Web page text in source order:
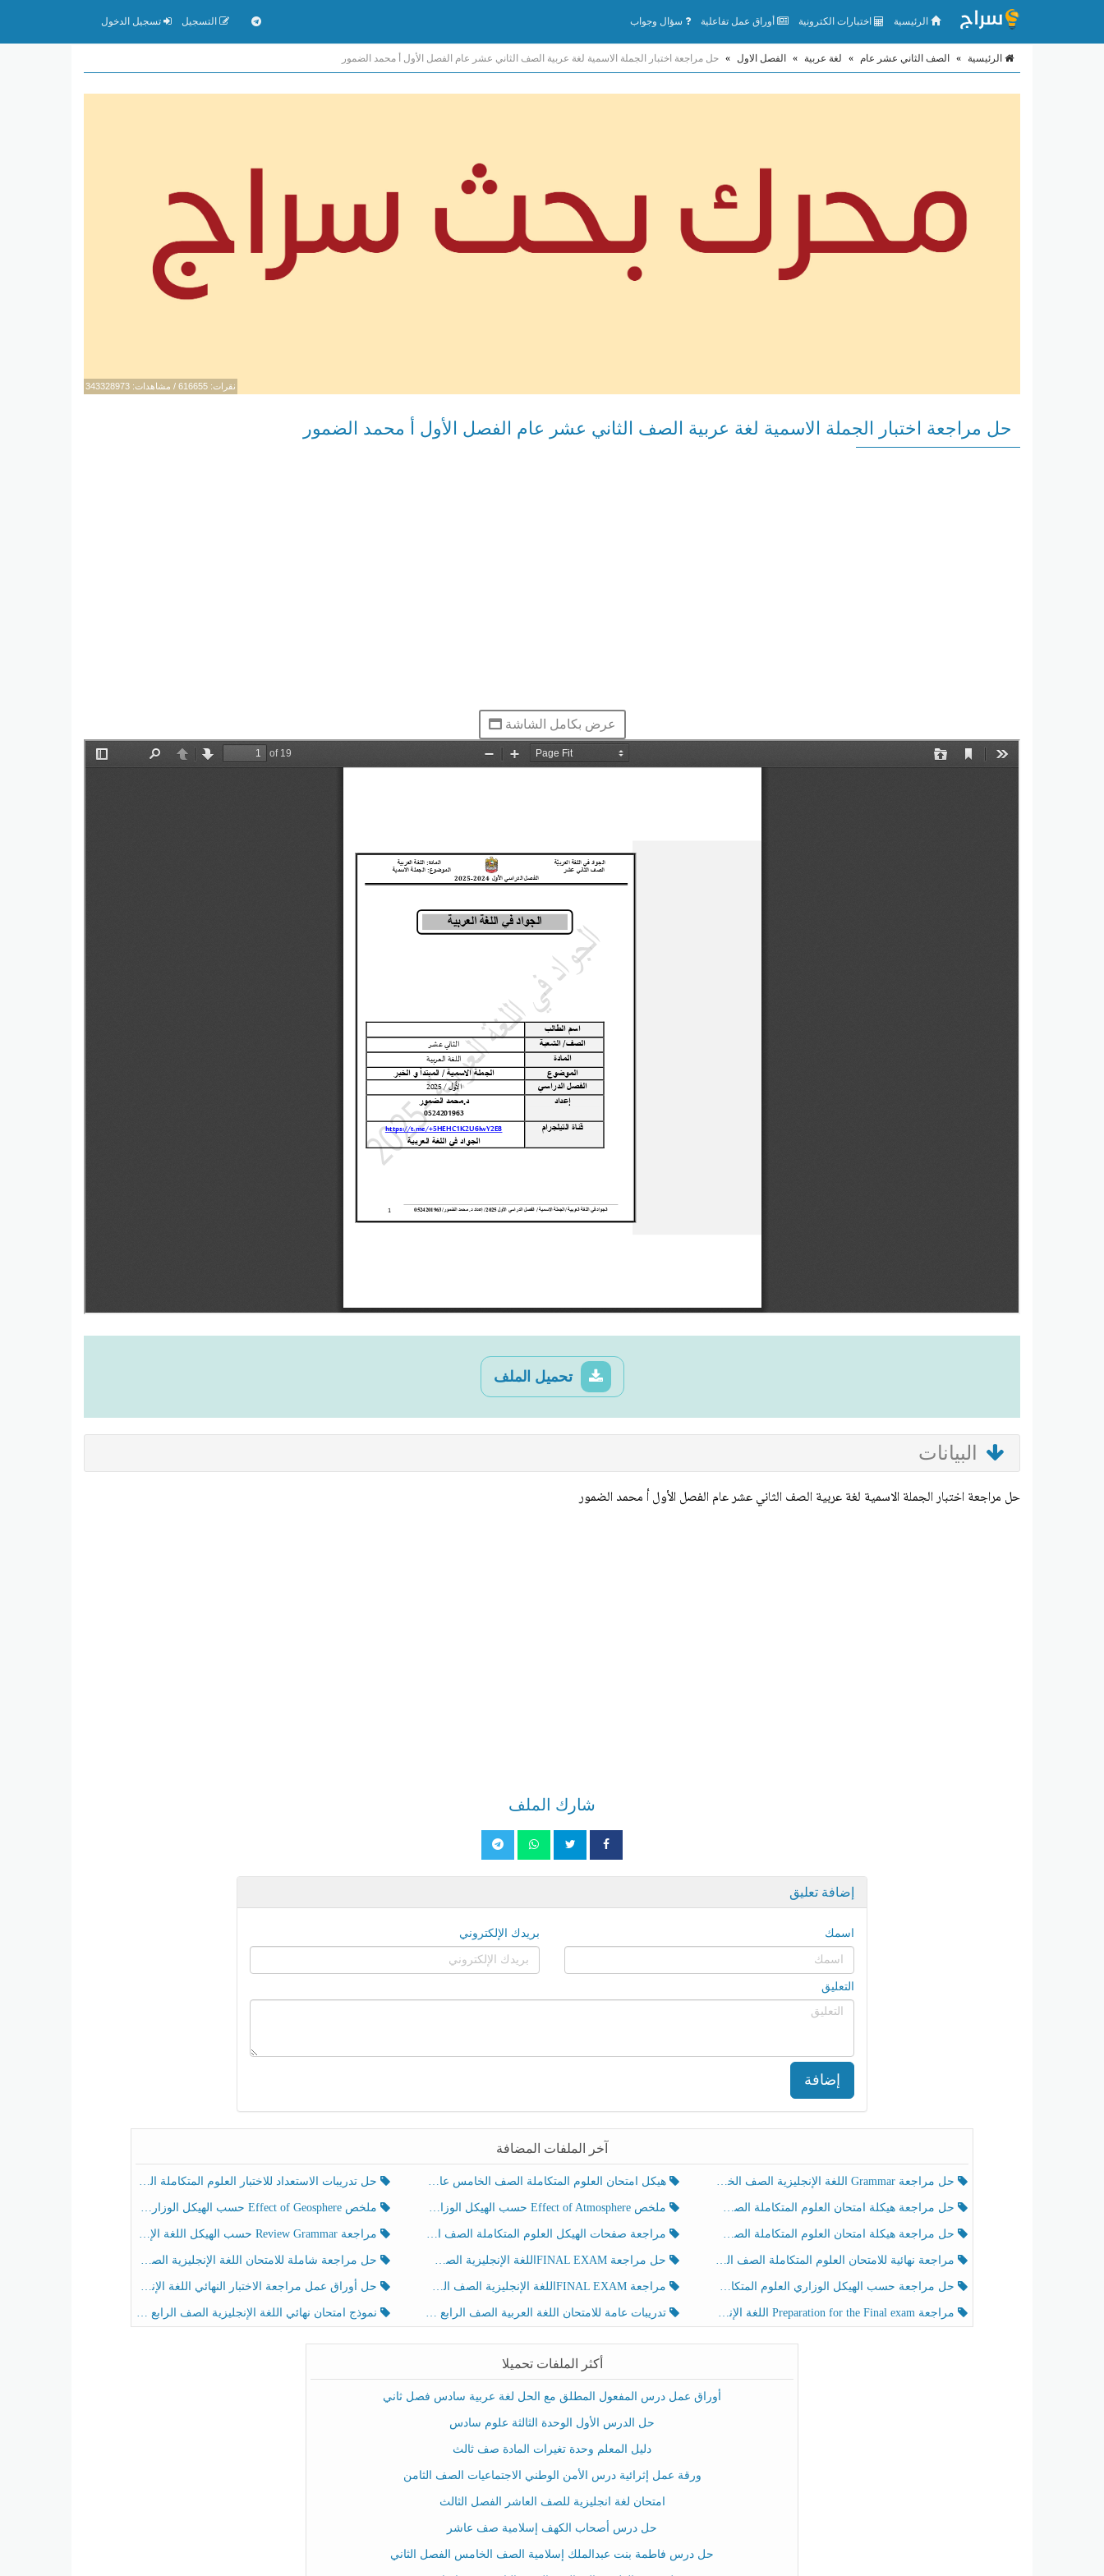
الرئيسية اختبارات الكترونية أوراق عمل تفاعلية سؤال وجواب التسجيل تسجيل الدخول
الرئيسية » الصف الثاني عشر عام » لغة عربية » الفصل الاول » حل مراجعة اختبار الجملة الاسمية لغة عربية الصف الثاني عشر عام الفصل الأول أ محمد الضمور
نقرات: 616655 / مشاهدات: 343328973
حل مراجعة اختبار الجملة الاسمية لغة عربية الصف الثاني عشر عام الفصل الأول أ محمد الضمور
عرض بكامل الشاشة
تحميل الملف
البيانات
حل مراجعة اختبار الجملة الاسمية لغة عربية الصف الثاني عشر عام الفصل الأول أ محمد الضمور
شارك الملف
إضافة تعليق
اسمك بريدك الإلكتروني
التعليق
إضافة
آخر الملفات المضافة
حل مراجعة Grammar اللغة الإنجليزية الصف الخامس الفصل الثالث هيكل امتحان العلوم المتكاملة الصف الخامس عام الفصل الدراسي الثالث 2025-2026 حل تدريبات الاستعداد للاختبار العلوم المتكاملة الصف الخامس عام الفصل الثالث
حل مراجعة هيكلة امتحان العلوم المتكاملة الصف الخامس انسبير الفصل الثالث ملخص Effect of Atmosphere حسب الهيكل الوزاري العلوم المتكاملة الصف الخامس انسبير الفصل الثالث ملخص Effect of Geosphere حسب الهيكل الوزاري العلوم المتكاملة الصف الخامس انسبير الفصل الثالث
حل مراجعة هيكلة امتحان العلوم المتكاملة الصف الخامس عام الفصل الثالث مراجعة صفحات الهيكل العلوم المتكاملة الصف الخامس انسبير الفصل الثالث مراجعة Review Grammar حسب الهيكل اللغة الإنجليزية الصف الخامس الفصل الثالث
مراجعة نهائية للامتحان العلوم المتكاملة الصف الخامس انسبير الفصل الثالث حل مراجعة FINAL EXAMاللغة الإنجليزية الصف الخامس الفصل الثالث حل مراجعة شاملة للامتحان اللغة الإنجليزية الصف الخامس الفصل الثالث
حل مراجعة حسب الهيكل الوزاري العلوم المتكاملة الصف الخامس عام الفصل الثالث مراجعة FINAL EXAMاللغة الإنجليزية الصف الخامس الفصل الثالث حل أوراق عمل مراجعة الاختبار النهائي اللغة الإنجليزية الصف الرابع الفصل الثالث
مراجعة Preparation for the Final exam اللغة الإنجليزية الصف الرابع الفصل الثالث تدريبات عامة للامتحان اللغة العربية الصف الرابع الفصل الثالث نموذج امتحان نهائي اللغة الإنجليزية الصف الرابع الفصل الثالث
أكثر الملفات تحميلا
أوراق عمل درس المفعول المطلق مع الحل لغة عربية سادس فصل ثاني
حل الدرس الأول الوحدة الثالثة علوم سادس
دليل المعلم وحدة تغيرات المادة صف ثالث
ورقة عمل إثرائية درس الأمن الوطني الاجتماعيات الصف الثامن
امتحان لغة انجليزية للصف العاشر الفصل الثالث
حل درس أصحاب الكهف إسلامية صف عاشر
حل درس فاطمة بنت عبدالملك إسلامية الصف الخامس الفصل الثاني